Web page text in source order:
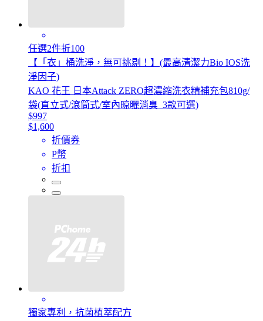
任選2件折100
【「衣」桶洗淨，無可挑剔！】(最高清潔力Bio IOS洗
淨因子)
KAO 花王 日本Attack ZERO超濃縮洗衣精補充包810g/
袋(直立式/滾筒式/室內晾曬消臭_3款可選)
$997
$1,600
折價券
P幣
折扣
獨家專利，抗菌植萃配方